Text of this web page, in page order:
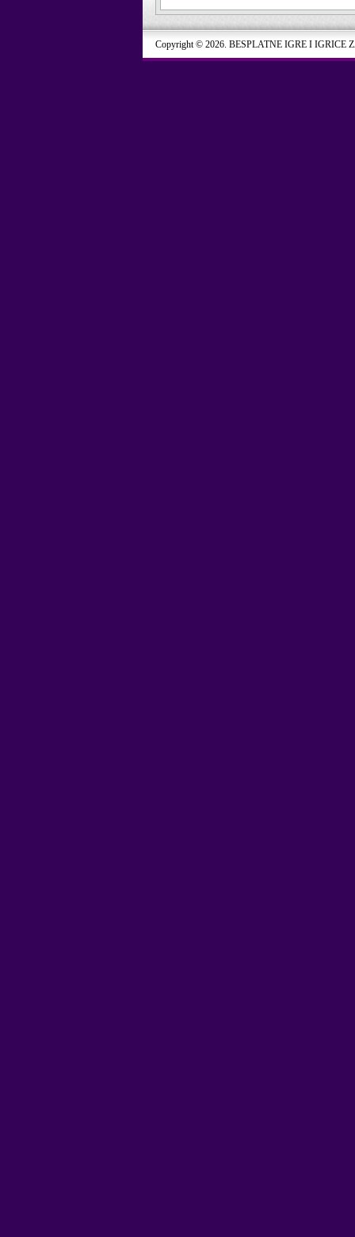
Copyright © 2026. BESPLATNE IGRE I IGRICE